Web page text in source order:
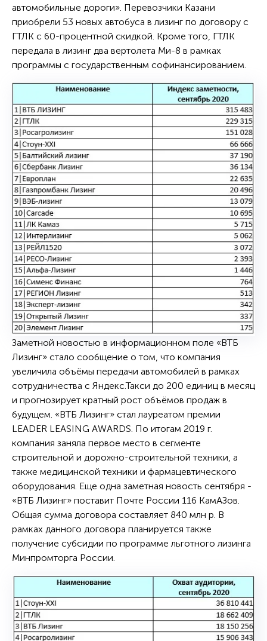
автомобильные дороги». Перевозчики Казани
приобрели 53 новых автобуса в лизинг по договору с
ГТЛК с 60-процентной скидкой. Кроме того, ГТЛК
передала в лизинг два вертолета Ми-8 в рамках
программы с государственным софинансированием.
Заметной новостью в информационном поле «ВТБ
Лизинг» стало сообщение о том, что компания
увеличила объёмы передачи автомобилей в рамках
сотрудничества с Яндекс.Такси до 200 единиц в месяц
и прогнозирует кратный рост объёмов продаж в
будущем. «ВТБ Лизинг» стал лауреатом премии
LEADER LEASING AWARDS. По итогам 2019 г.
компания заняла первое место в сегменте
строительной и дорожно-строительной техники, а
также медицинской техники и фармацевтического
оборудования. Еще одна заметная новость сентября -
«ВТБ Лизинг» поставит Почте России 116 КамАЗов.
Общая сумма договора составляет 840 млн р. В
рамках данного договора планируется также
получение субсидии по программе льготного лизинга
Минпромторга России.